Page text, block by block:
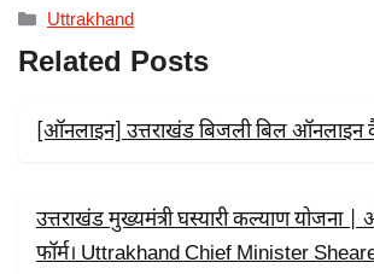
E
B
O
R
Categories
Uttrakhand
Related Posts
[ऑनलाइन] उत्तराखंड बिजली बिल
उत्तराखंड मुख्यमंत्री घस्यारी कल्याण
फॉर्म। Uttrakhand Chief Minister